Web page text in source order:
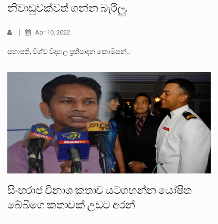
නිවාඩුවක්වත් ගන්න බැරිලු.
Apr 10, 2022
සභාපති, විශ්ව විද්‍යාල ප්‍රතිපාදන කොමිසන්…
සිංහරාජ විනාශ කතාව යටගහන්න යෝෂිත
බේබිගෙ කතාවක් උඩට අරන්